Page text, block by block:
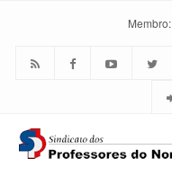
Membro: